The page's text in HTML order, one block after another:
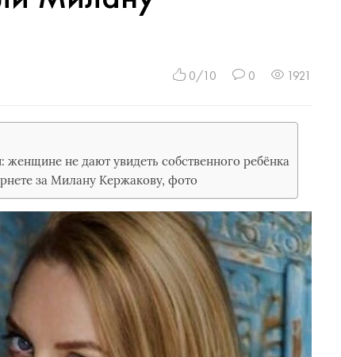
0/10 0 1921
не дают увидеть собственного ребёнка
за Милану Кержакову, фото